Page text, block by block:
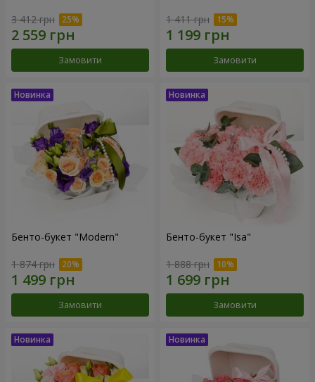
3 412 грн
Замовити
1 411 грн
Замовити
Бенто-букет "Modern"
1 874 грн
Замовити
Бенто-букет "Isa"
1 888 грн
Замовити